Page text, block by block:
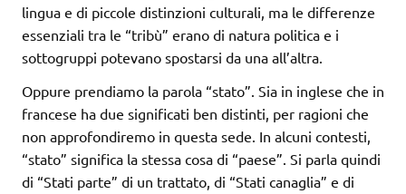
lingua e di piccole distinzioni culturali, ma le differenze
essenziali tra le “tribù” erano di natura politica e i
sottogruppi potevano spostarsi da una all’altra.
Oppure prendiamo la parola “stato”. Sia in inglese che in
francese ha due significati ben distinti, per ragioni che
non approfondiremo in questa sede. In alcuni contesti,
“stato” significa la stessa cosa di “paese”. Si parla quindi
di “Stati parte” di un trattato, di “Stati canaglia” e di